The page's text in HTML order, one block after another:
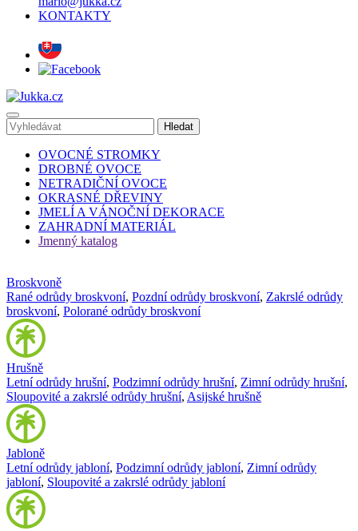
KONTAKTY
OVOCNÉ STROMKY
DROBNÉ OVOCE
NETRADIČNÍ OVOCE
OKRASNÉ DŘEVINY
JMELÍ A VÁNOČNÍ DEKORACE
ZAHRADNÍ MATERIÁL
Jmenný katalog
Broskvoně
Rané odrůdy broskvoní, Pozdní odrůdy broskvoní, Zakrslé odrůdy
broskvoní, Polorané odrůdy broskvoní
Hrušně
Letní odrůdy hrušní, Podzimní odrůdy hrušní, Zimní odrůdy hrušní,
Sloupovité a zakrslé odrůdy hrušní, Asijské hrušně
Jabloně
Letní odrůdy jabloní, Podzimní odrůdy jabloní, Zimní odrůdy
jabloní, Sloupovité a zakrslé odrůdy jabloní